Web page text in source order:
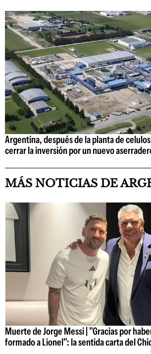
Argentina, después de la planta de
cerrar la inversión por un nuevo
MÁS NOTICIAS DE
Muerte de Jorge Messi | "Gracias por
formado a Lionel": la sentida carta del